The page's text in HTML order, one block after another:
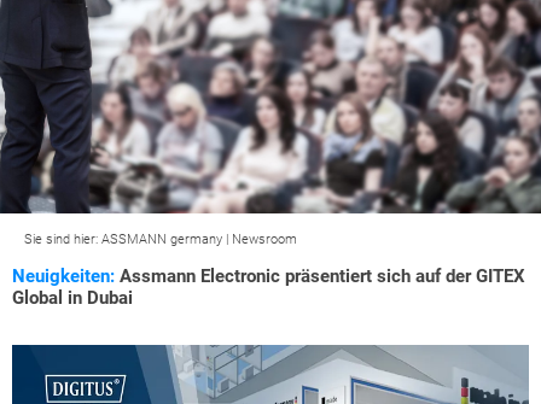
Sie sind hier: ASSMANN germany | Newsroom
Neuigkeiten: Assmann Electronic präsentiert sich auf der GITEX
Global in Dubai